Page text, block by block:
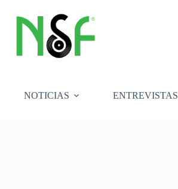
contenido
NOTICIAS ENTREVISTAS